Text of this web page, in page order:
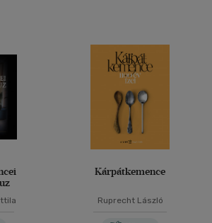
Kárpátkemence
Ruprecht László